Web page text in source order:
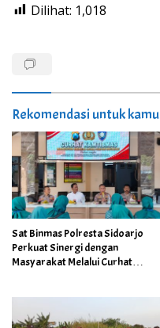
Dilihat: 1,018
Rekomendasi untuk kamu
Sat Binmas Polresta Sidoarjo
Perkuat Sinergi dengan
Masyarakat Melalui Curhat